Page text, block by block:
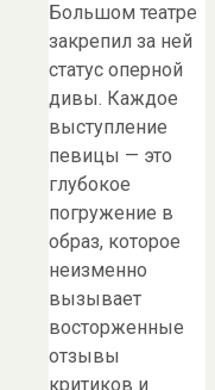
Большом театре
закрепил за ней
статус оперной
дивы. Каждое
выступление
певицы — это
глубокое
погружение в
образ, которое
неизменно
вызывает
восторженные
отзывы
критиков и